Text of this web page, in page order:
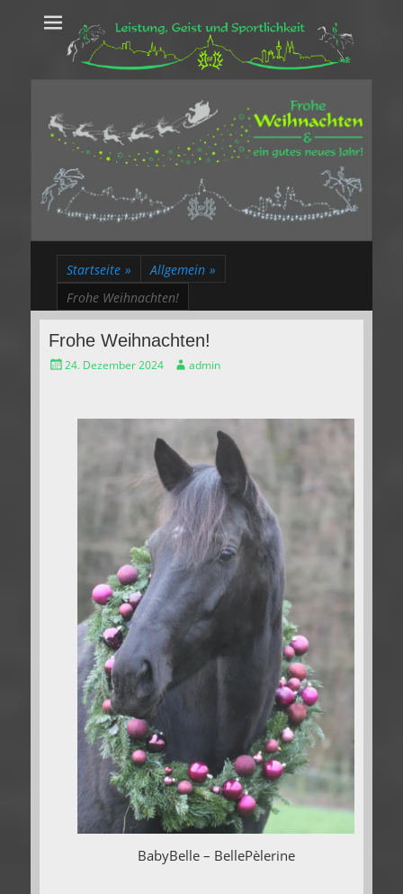
Leistung, Geist
und Sportlichkeit
Trakehner aus dem Herzen des Rheinlands
Startseite » Allgemein »
Frohe Weihnachten!
Frohe Weihnachten!
Gepostet
24. Dezember 2024 Autoradmin
BabyBelle – BellePèlerine